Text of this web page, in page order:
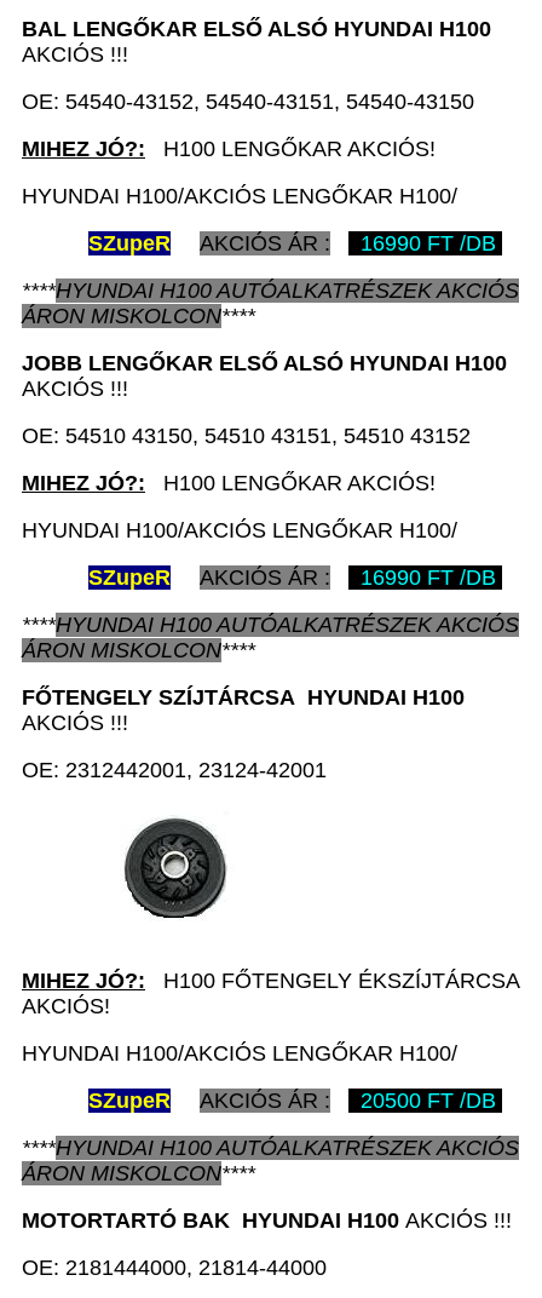
BAL LENGŐKAR ELSŐ ALSÓ HYUNDAI H100
AKCIÓS !!!
OE: 54540-43152, 54540-43151, 54540-43150
MIHEZ JÓ?: H100 LENGŐKAR AKCIÓS!
HYUNDAI H100/AKCIÓS LENGŐKAR H100/
SZupeR AKCIÓS ÁR :
16990 FT /DB
****HYUNDAI H100 AUTÓALKATRÉSZEK AKCIÓS
ÁRON MISKOLCON****
JOBB LENGŐKAR ELSŐ ALSÓ HYUNDAI H100
AKCIÓS !!!
OE: 54510 43150, 54510 43151, 54510 43152
MIHEZ JÓ?: H100 LENGŐKAR AKCIÓS!
HYUNDAI H100/AKCIÓS LENGŐKAR H100/
SZupeR AKCIÓS ÁR :
16990 FT /DB
****HYUNDAI H100 AUTÓALKATRÉSZEK AKCIÓS
ÁRON MISKOLCON****
FŐTENGELY SZÍJTÁRCSA HYUNDAI H100
AKCIÓS !!!
OE: 2312442001, 23124-42001
MIHEZ JÓ?: H100 FŐTENGELY ÉKSZÍJTÁRCSA
AKCIÓS!
HYUNDAI H100/AKCIÓS LENGŐKAR H100/
SZupeR AKCIÓS ÁR :
20500 FT /DB
****HYUNDAI H100 AUTÓALKATRÉSZEK AKCIÓS
ÁRON MISKOLCON****
MOTORTARTÓ BAK HYUNDAI H100 AKCIÓS !!!
OE: 2181444000, 21814-44000